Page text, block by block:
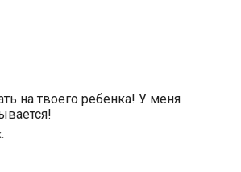
на твоего ребенка! У меня